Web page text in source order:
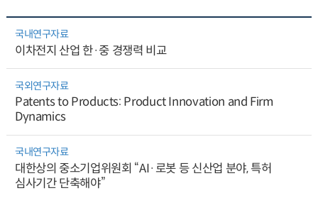
국내연구자료
이차전지 산업 한·중 경쟁력 비교
국외연구자료
Patents to Products: Product Innovation and Firm
Dynamics
국내연구자료
대한상의 중소기업위원회 “AI·로봇 등 신산업 분야, 특허
심사기간 단축해야”